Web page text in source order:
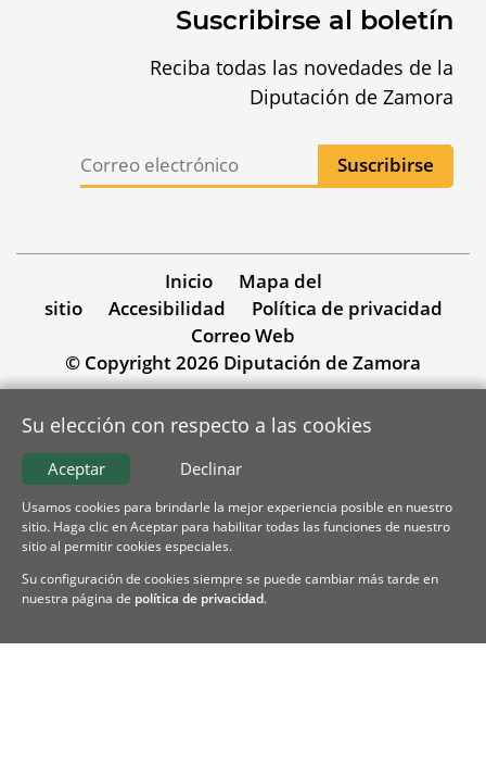
Suscribirse al boletín
Reciba todas las novedades de la
Diputación de Zamora
Inicio
Mapa del
sitio
Accesibilidad
Política de privacidad
Correo Web
© Copyright 2026 Diputación de Zamora
Su elección con respecto a las cookies
Declinar
Aceptar
Usamos cookies para brindarle la mejor experiencia posible en nuestro
sitio. Haga clic en Aceptar para habilitar todas las funciones de nuestro
sitio al permitir cookies especiales.
Su configuración de cookies siempre se puede cambiar más tarde en
nuestra página de política de privacidad.